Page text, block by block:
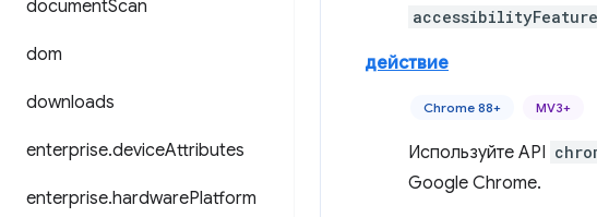
documentScan
dom
downloads
enterprise.deviceAttributes
enterprise.hardwarePlatform
действие
Chrome 88+ MV3+
Используйте API
Google Chrome.